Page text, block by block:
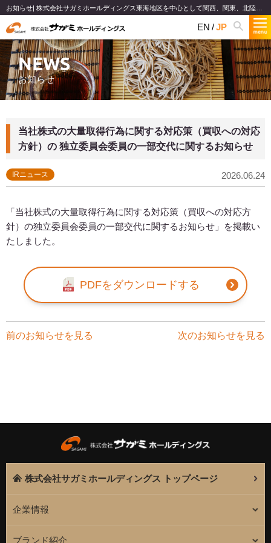
EN JP
NEWS
お知らせ
当社株式の大量取得行為に関する対応策（買収への対応
方針）の 独立委員会委員の一部交代に関するお知らせ
IRニュース 2026.06.24
「当社株式の大量取得行為に関する対応策（買収への対応方
針）の独立委員会委員の一部交代に関するお知らせ」を掲載い
たしました。
PDFをダウンロードする
前のお知らせを見る 次のお知らせを見る
株式会社サガミホールディングス トップページ
企業情報
ブランド紹介